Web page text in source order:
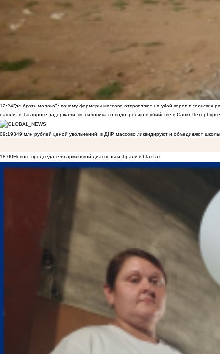
12:24Где брать молоко?: почему фермеры массово отправляют на убой коров в сельских
нашли: в Таганроге задержали экс-силовика по подозрению в убийстве в Санкт-Петербурге
09:19349 млн рублей ценой увольнений: в ДНР массово ликвидируют и объединяют
18:00Нового председателя армянской диаспоры избрали в Шахтах